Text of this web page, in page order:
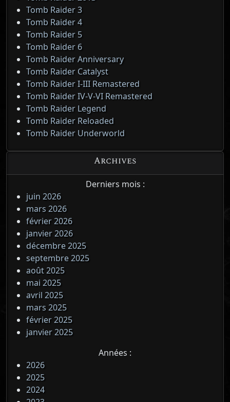
Tomb Raider 3
Tomb Raider 4
Tomb Raider 5
Tomb Raider 6
Tomb Raider Anniversary
Tomb Raider Catalyst
Tomb Raider I-III Remastered
Tomb Raider IV-V-VI Remastered
Tomb Raider Legend
Tomb Raider Reloaded
Tomb Raider Underworld
Archives
Derniers mois :
juin 2026
mars 2026
février 2026
janvier 2026
décembre 2025
septembre 2025
août 2025
mai 2025
avril 2025
mars 2025
février 2025
janvier 2025
Années :
2026
2025
2024